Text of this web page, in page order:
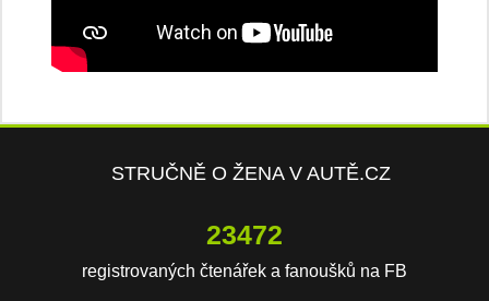
STRUČNĚ O ŽENA V AUTĚ.CZ
23472
registrovaných čtenářek a fanoušků na FB